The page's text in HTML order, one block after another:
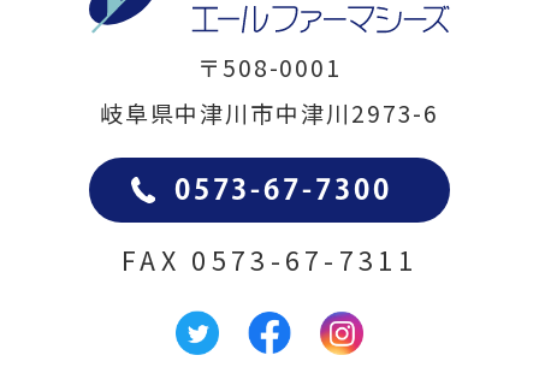
〒508-0001
岐阜県中津川市中津川2973-6
0573-67-7300
FAX 0573-67-7311